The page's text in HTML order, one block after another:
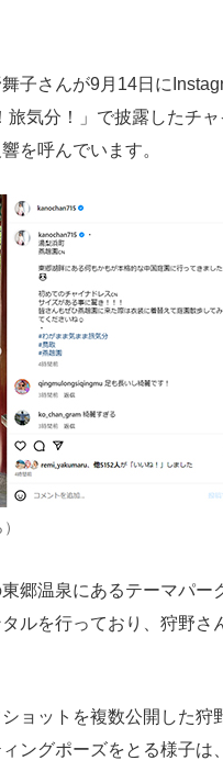
子さんが9月14日に
気分！」で披露したチ
を呼んでいます。
郷温泉にあるテーマパー
ルを行っており、狩野さ
ョットを複数公開した狩
ングポーズをとる様子